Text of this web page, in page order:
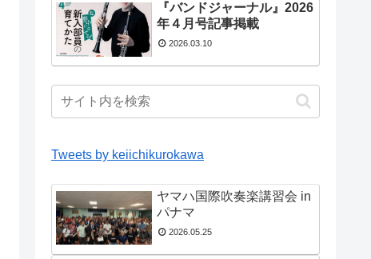
『バンドジャーナル』2026
年４月号記事掲載
2026.03.10
Tweets by keiichikurokawa
ヤマハ国際吹奏楽講習会 in
パナマ
2026.05.25